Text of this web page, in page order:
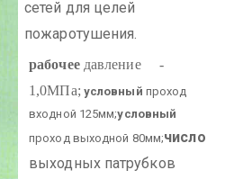
сетей для целей
пожаротушения.
рабочеедавление -
1,0МПа; условный проход
входной 125мм;условный
проход выходной 80мм;число
выходных патрубков